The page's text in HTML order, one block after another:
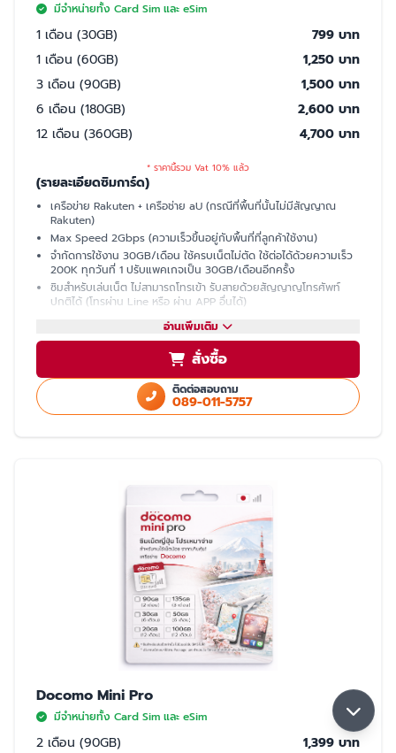
มีจำหน่ายทั้ง Card Sim และ eSim
1 เดือน (30GB)
799 บาท
1 เดือน (60GB)
1,250 บาท
3 เดือน (90GB)
1,500 บาท
6 เดือน (180GB)
2,600 บาท
12 เดือน (360GB)
4,700 บาท
* ราคานี้รวม Vat 10% แล้ว
(รายละเอียดซิมการ์ด)
เครือข่าย Rakuten + เครือช่าย aU (กรณีที่พื้นที่นั้นไม่มีสัญญาณ
Rakuten)
Max Speed 2Gbps (ความเร็วขึ้นอยู่กับพื้นที่ที่ลูกค้าใช้งาน)
จำกัดการใช้งาน 30GB/เดือน ใช้ครบเน็ตไม่ตัด ใช้ต่อได้ด้วยความเร็ว
200K ทุกวันที่ 1 ปรับแพคเกจเป็น 30GB/เดือนอีกครั้ง
ซิมสำหรับเล่นเน็ต ไม่สามารถโทรเข้า รับสายด้วยสัญญาญโทรศัพท์
ปกติได้ (โทรผ่าน Line หรือ ผ่าน APP อื่นได้)
มีเบอร์ให้ รับ SMS ได้ (ใช้ซื้อบัตรคอนเสิร์ต, ซื้อของออนไลน์, เปิดบัญชี
แชร์ฮอตสปอต (Hotspot)ไม่ได้
ใช้สำเนา Passport หรือ สำเนาบัตรประชาชนในการสั่งซื้อ
ใช้ได้เฉพาะในประเทศญี่ปุ่นเท่านั้น
มี 2 แบบให้เลือก ซิมปกติ และ eSim
5GB หากใช้ครบ 5GB ความเร็วจะลดลงเหลือ 200K จนกว่าลูกค้าจะย้ายพื้นที่ที่มี
สัญญาน Rakuten ความเร็วจะกลับมาปกติ 30GB/เดือน
อ่านเพิ่มเติม
สั่งซื้อ
ติดต่อสอบถาม
089-011-5757
Docomo Mini Pro
มีจำหน่ายทั้ง Card Sim และ eSim
2 เดือน (90GB) 1,399 บาท